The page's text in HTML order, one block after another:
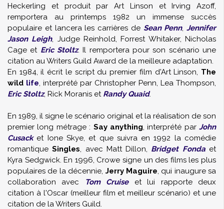
Heckerling et produit par Art Linson et Irving Azoff,
remportera au printemps 1982 un immense succès
populaire et lancera les carrières de Sean Penn, Jennifer
Jason Leigh, Judge Reinhold, Forrest Whitaker, Nicholas
Cage et Eric Stoltz. Il remportera pour son scénario une
citation au Writers Guild Award de la meilleure adaptation.
En 1984, il écrit le script du premier film d'Art Linson, The
wild life, interprété par Christopher Penn, Lea Thompson,
Eric Stoltz, Rick Moranis et Randy Quaid.
En 1989, il signe le scénario original et la réalisation de son
premier long métrage : Say anything, interprété par John
Cusacket Ione Skye, et que suivra en 1992 la comédie
romantiqueSingles, avec Matt Dillon, Bridget Fondaet
Kyra Sedgwick. En 1996, Crowe signe un des films les plus
populaires de la décennie, Jerry Maguire, qui inaugure sa
collaboration avec
Tom Cruiseet lui rapporte deux
citation à l'Oscar (meilleur film et meilleur scénario) et une
citation de la Writers Guild.